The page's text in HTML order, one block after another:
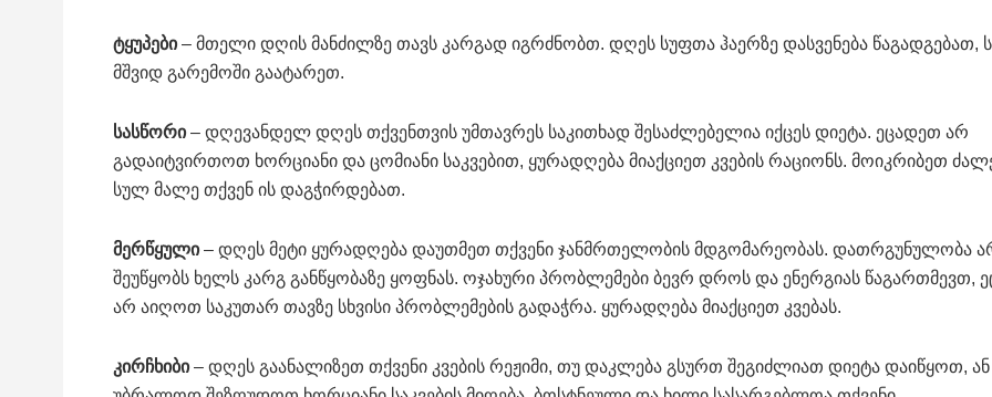
ტყუპები– მთელი დღის მანძილზე თავს კარგად იგრძნობთ. დღეს სუფთა ჰაერზე დასვენება წაგადგებათ,
მშვიდ გარემოში გაატარეთ.
სასწორი– დღევანდელ დღეს თქვენთვის უმთავრეს საკითხად შესაძლებელია იქცეს დიეტა. ეცადეთ არ
გადაიტვირთოთ ხორციანი და ცომიანი საკვებით, ყურადღება მიაქციეთ კვების რაციონს. მოიკრიბეთ
სულ მალე თქვენ ის დაგჭირდებათ.
მერწყული– დღეს მეტი ყურადღება დაუთმეთ თქვენი ჯანმრთელობის მდგომარეობას. დათრგუნულობა
შეუწყობს ხელს კარგ განწყობაზე ყოფნას. ოჯახური პრობლემები ბევრ დროს და ენერგიას წაგართმევთ,
არ აიღოთ საკუთარ თავზე სხვისი პრობლემების გადაჭრა. ყურადღება მიაქციეთ კვებას.
კირჩხიბი– დღეს გაანალიზეთ თქვენი კვების რეჟიმი, თუ დაკლება გსურთ შეგიძლიათ დიეტა დაიწყოთ, ან